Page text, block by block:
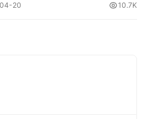
(Flight) (class) (Departure Time)
20 10.7K